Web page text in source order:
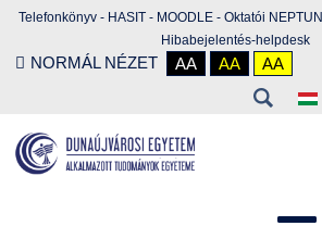
Telefonkönyv - HASIT - MOODLE - Oktatói NEPTUN
Hibabejelentés-helpdesk
NORMÁL NÉZET AA AA AA